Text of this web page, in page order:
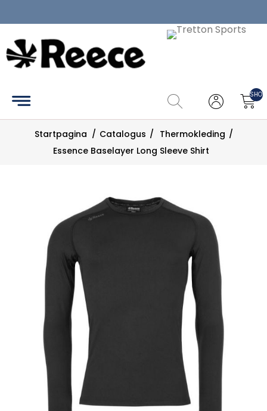
Home
Catalogus
Maattabel
Startpagina / Catalogus / Thermokleding /
Essence Baselayer Long Sleeve Shirt